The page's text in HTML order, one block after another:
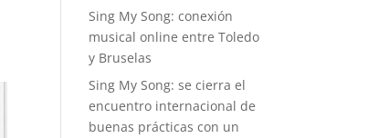
Sing My Song: conexión
musical online entre Toledo
y Bruselas
Sing My Song: se cierra el
encuentro internacional de
buenas prácticas con un